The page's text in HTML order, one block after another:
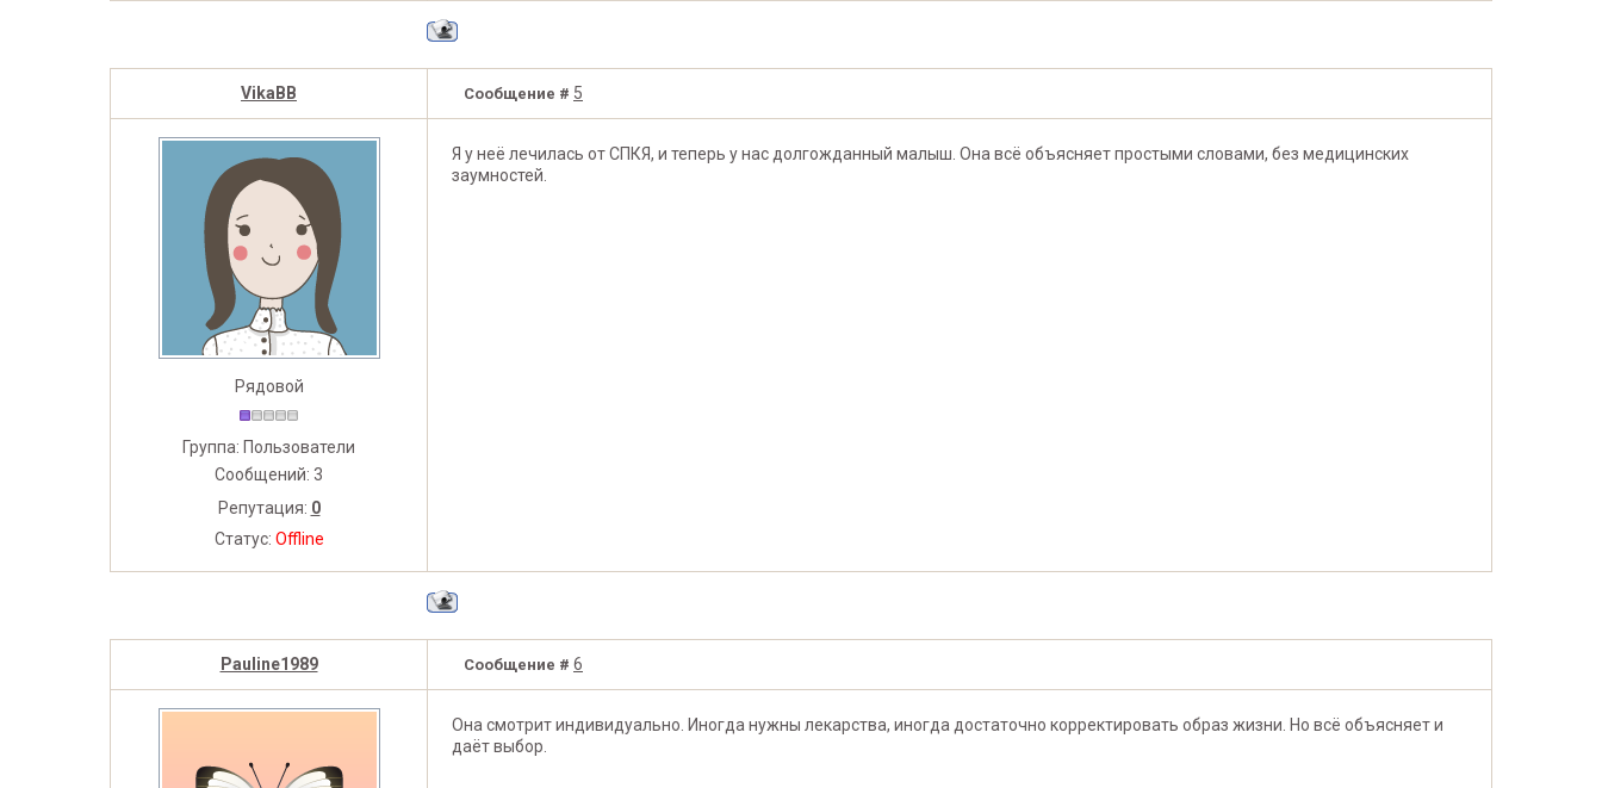
VikaВВ Сообщение # 5
Рядовой
Группа: Пользователи
Сообщений: 3
Репутация: 0
Статус: Offline
Я у неё лечилась от СПКЯ, и теперь у нас долгожданный малыш. Она всё объясняет простыми словами, без медицинских
заумностей.
Pauline1989 Сообщение # 6
Она смотрит индивидуально. Иногда нужны лекарства, иногда достаточно корректировать образ жизни. Но всё объясняет и
даёт выбор.